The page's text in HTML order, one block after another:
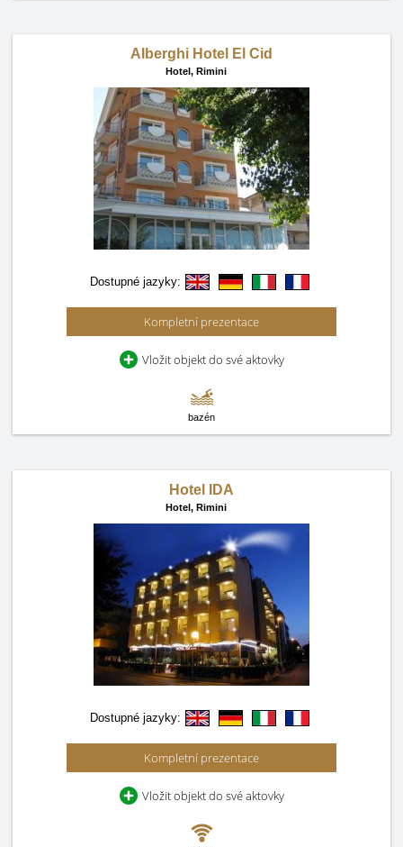
Alberghi Hotel El Cid
Hotel, Rimini
Dostupné jazyky:
Kompletní prezentace
Vložit objekt do své aktovky
bazén
Hotel IDA
Hotel, Rimini
Dostupné jazyky:
Kompletní prezentace
Vložit objekt do své aktovky